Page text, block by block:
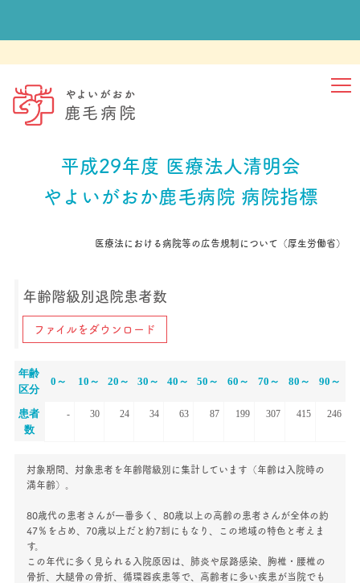
外来
かげタイムス
当院について
ご相談
採用情報
0942-87-3150
〒841-0005
佐賀県鳥栖市弥生が丘二丁目143
災害の時には
平成29年度 医療法人清明会
やよいがおか鹿毛病院 病院指標
医療法における病院等の広告規制について（厚生労働省）
年齢階級別退院患者数
ファイルをダウンロード
年齢
区分
0～ 10～ 20～ 30～ 40～ 50～ 60～ 70～ 80～ 90～
患者
数
- 30 24 34 63 87 199 307 415 246
対象期間、対象患者を年齢階級別に集計しています（年齢は入院時の
満年齢）。
80歳代の患者さんが一番多く、80歳以上の高齢の患者さんが全体の約
47％を占め、70歳以上だと約7割にもなり、この地域の特色と考えま
す。
この年代に多く見られる入院原因は、肺炎や尿路感染、胸椎・腰椎の
骨折、大腿骨の骨折、循環器疾患等で、高齢者に多い疾患が当院でも